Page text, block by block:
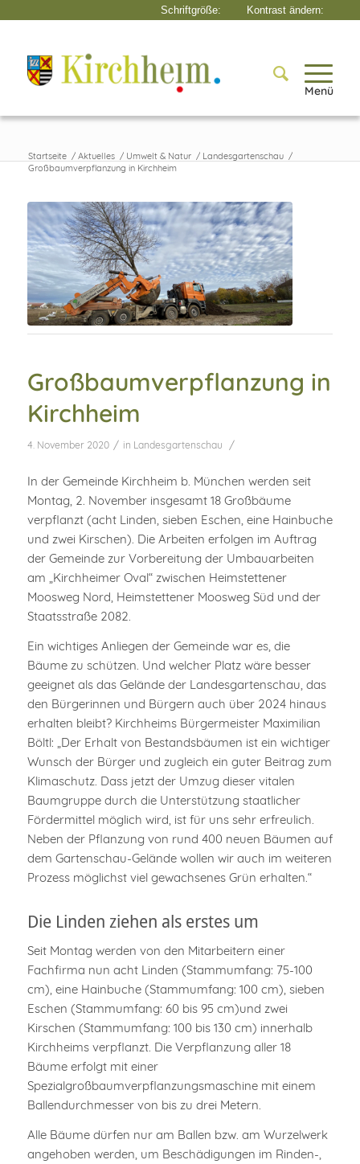
Menü
Startseite / Aktuelles / Umwelt & Natur / Landesgartenschau /
Großbaumverpflanzung in Kirchheim
Großbaumverpflanzung in
Kirchheim
4. November 2020 / in Landesgartenschau /
In der Gemeinde Kirchheim b. München werden seit
Montag, 2. November insgesamt 18 Großbäume
verpflanzt (acht Linden, sieben Eschen, eine Hainbuche
und zwei Kirschen). Die Arbeiten erfolgen im Auftrag
der Gemeinde zur Vorbereitung der Umbauarbeiten
am „Kirchheimer Oval“ zwischen Heimstettener
Moosweg Nord, Heimstettener Moosweg Süd und der
Staatsstraße 2082.
Ein wichtiges Anliegen der Gemeinde war es, die
Bäume zu schützen. Und welcher Platz wäre besser
geeignet als das Gelände der Landesgartenschau, das
den Bürgerinnen und Bürgern auch über 2024 hinaus
erhalten bleibt? Kirchheims Bürgermeister Maximilian
Böltl: „Der Erhalt von Bestandsbäumen ist ein wichtiger
Wunsch der Bürger und zugleich ein guter Beitrag zum
Klimaschutz. Dass jetzt der Umzug dieser vitalen
Baumgruppe durch die Unterstützung staatlicher
Fördermittel möglich wird, ist für uns sehr erfreulich.
Neben der Pflanzung von rund 400 neuen Bäumen auf
dem Gartenschau-Gelände wollen wir auch im weiteren
Prozess möglichst viel gewachsenes Grün erhalten.“
Die Linden ziehen als erstes um
Seit Montag werden von den Mitarbeitern einer
Fachfirma nun acht Linden (Stammumfang: 75-100
cm), eine Hainbuche (Stammumfang: 100 cm), sieben
Eschen (Stammumfang: 60 bis 95 cm)und zwei
Kirschen (Stammumfang: 100 bis 130 cm) innerhalb
Kirchheims verpflanzt. Die Verpflanzung aller 18
Bäume erfolgt mit einer
Spezialgroßbaumverpflanzungsmaschine mit einem
Ballendurchmesser von bis zu drei Metern.
Alle Bäume dürfen nur am Ballen bzw. am Wurzelwerk
angehoben werden, um Beschädigungen im Rinden-,